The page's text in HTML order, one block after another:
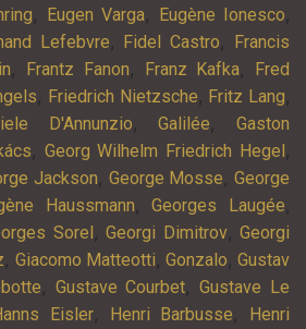
, Eugen Varga, Eugène Ionesco,
Lefebvre, Fidel Castro,
Francis
, Frantz Fanon, Franz Kafka,
Fred
, Friedrich Nietzsche, Fritz Lang,
D'Annunzio,Galilée,Gaston
, Georg Wilhelm Friedrich Hegel ,
Jackson, George Mosse,George
Haussmann,Georges Laugée,
Sorel , Georgi Dimitrov, Georgi
, Giacomo Matteotti, Gonzalo,Gustav
, Gustave Courbet,Gustave Le
Eisler, Henri Barbusse,
Henri